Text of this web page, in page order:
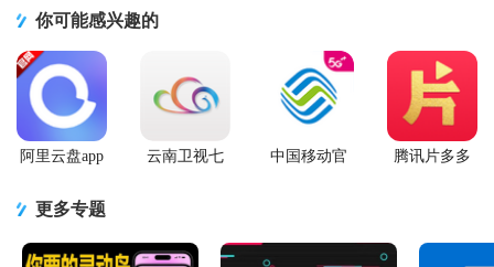
你可能感兴趣的
阿里云盘app
云南卫视七
中国移动官
腾讯片多多
更多专题